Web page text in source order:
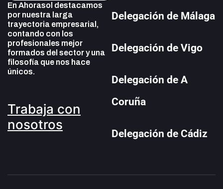
En Ahorasol destacamos
por nuestra larga
trayectoria empresarial,
contando con los
profesionales mejor
formados del sector y una
filosofía que nos hace
únicos.
Trabaja con
nosotros
Delegación de Málaga
Delegación de Vigo
Delegación de A
Coruña
Delegación de Cádiz